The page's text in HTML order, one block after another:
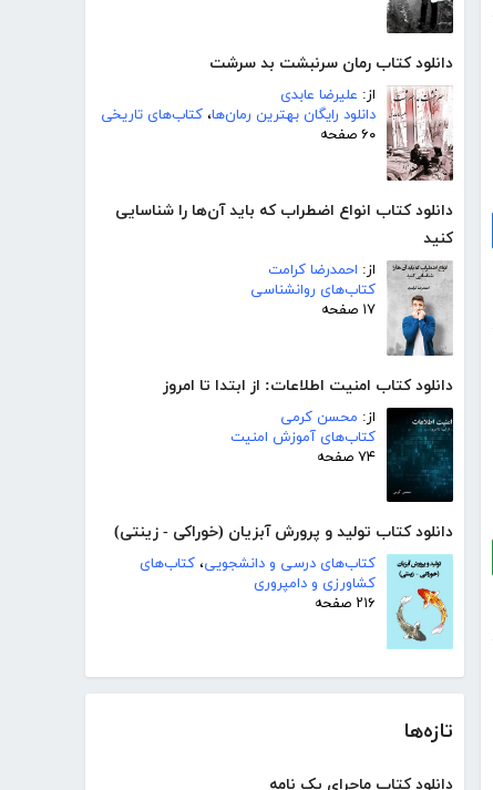
دانلود کتاب رمان سرنبشت بد سرشت
از: علیرضا عابدی
دانلود رایگان بهترین رمان‌ها، کتاب‌های تاریخی
۶۰ صفحه
دانلود کتاب انواع اضطراب که باید آ‌ن‌ها را شناسایی
کنید
از: احمدرضا کرامت
کتاب‌های روانشناسی
۱۷ صفحه
دانلود کتاب امنیت اطلاعات: از ابتدا تا امروز
از: محسن کرمی
کتاب‌های آموزش امنیت
۷۴ صفحه
دانلود کتاب تولید و پرورش آبزیان (خوراکی - زینتی)
کتاب‌های درسی و دانشجویی، کتاب‌های
کشاورزی و دامپروری
۲۱۶ صفحه
تازه‌ها
دانلود کتاب ماجرای یک نامه